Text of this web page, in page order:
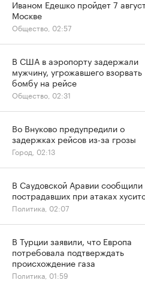
Иваном Едешко пройдет 7
Москве
Общество, 02:57
В США в аэропорту задержали
мужчину, угрожавшего взорвать
бомбу на рейсе
Общество, 02:31
Во Внуково предупредили о
задержках рейсов из-за грозы
Город, 02:13
В Саудовской Аравии сообщили
пострадавших при атаках
Политика, 02:07
В Турции заявили, что Европа
потребовала подтверждать
происхождение газа
Политика, 01:59